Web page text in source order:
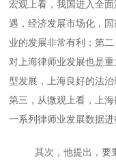
宏观上看，我国进入全
遇，经济发展市场化，
业的发展非常有利；第
对上海律师业发展也是
型发展，上海良好的法
第三，从微观上看，上
一系列律师业发展数据进
其次，他提出，要